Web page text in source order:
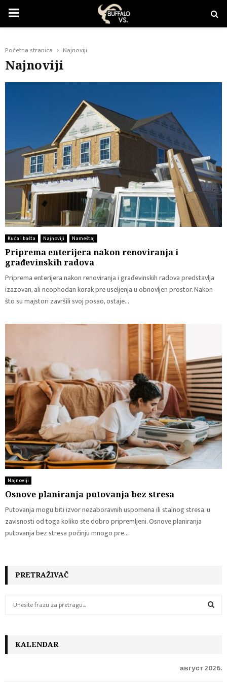
PRIMARY
Početna stranica Najnoviji
Najnoviji
Kuća i bašta Najnoviji Nameštaj
Priprema enterijera nakon renoviranja i
građevinskih radova
Priprema enterijera nakon renoviranja i građevinskih radova predstavlja
izazovan, ali neophodan korak pre useljenja u obnovljen prostor. Nakon
što su majstori završili svoj posao, ostaje...
Najnoviji
Osnove planiranja putovanja bez stresa
Putovanja mogu biti izvor nezaboravnih uspomena ili stalnog stresa, u
zavisnosti od toga koliko ste dobro pripremljeni. Osnove planiranja
putovanja bez stresa počinju mnogo pre...
PRETRAŽIVAČ
h
A
KALENDAR
август 2026.